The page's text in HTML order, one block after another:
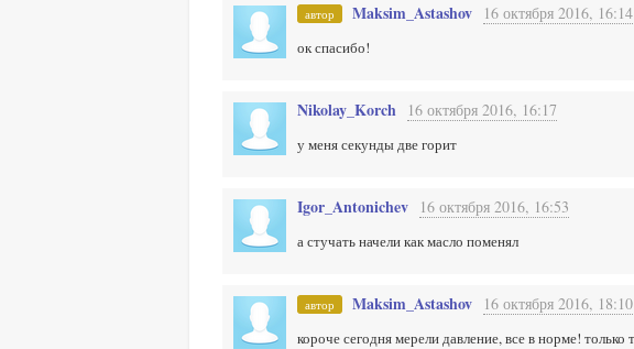
автор Maksim_Astashov 16 октября 2016, 16:14
ок спасибо!
Nikolay_Korch 16 октября 2016, 16:17
у меня секунды две горит
Igor_Antonichev 16 октября 2016, 16:53
а стучать начели как масло поменял
автор Maksim_Astashov 16 октября 2016, 18:10
короче сегодня мерели давление, все в норме!